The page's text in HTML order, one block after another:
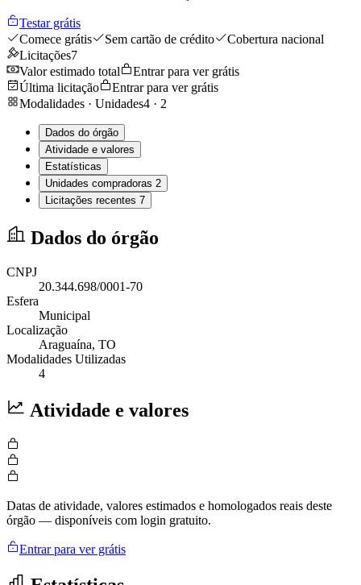
Testar grátis
Comece grátis
Sem cartão de crédito
Cobertura nacional
Licitações7
Valor estimado total
Entrar para ver grátis
Última licitação
Entrar para ver grátis
Modalidades · Unidades4 · 2
Dados do órgão
Atividade e valores
Estatísticas
Unidades compradoras 2
Licitações recentes 7
Dados do órgão
CNPJ
20.344.698/0001-70
Esfera
Municipal
Localização
Araguaína, TO
Modalidades Utilizadas
4
Atividade e valores
Datas de atividade, valores estimados e homologados reais deste
órgão — disponíveis com login gratuito.
Entrar para ver grátis